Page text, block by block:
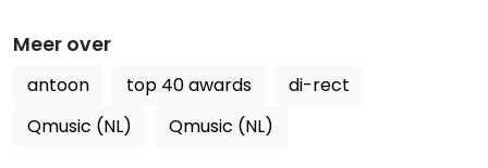
Meer over
antoon top 40 awards
di-rect
Qmusic (NL)
Qmusic (NL)